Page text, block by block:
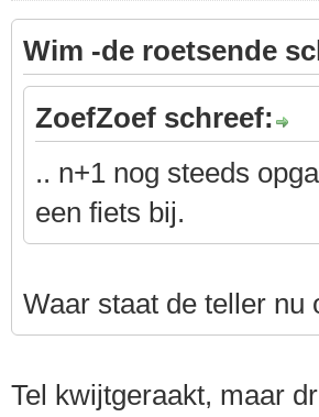
Wim -de roetsende
ZoefZoef schreef:
.. n+1 nog steeds
een fiets bij.
Waar staat de teller
Tel kwijtgeraakt, maar